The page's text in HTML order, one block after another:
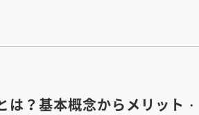
？基本概念からメリット・